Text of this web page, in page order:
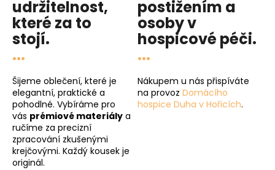
udržitelnost,
které za to
stojí.
...
Šijeme oblečení, které je
elegantní, praktické a
pohodlné. Vybíráme pro
vás prémiové materiály a
ručíme za precizní
zpracování zkušenými
krejčovými. Každý kousek je
originál.
postižením a
osoby v
hospicové péči.
...
Nákupem u nás přispíváte
na provoz Domácího
hospice Duha v Hořicích.